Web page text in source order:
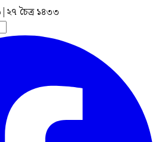
| ২৭ চৈত্র ১৪৩৩